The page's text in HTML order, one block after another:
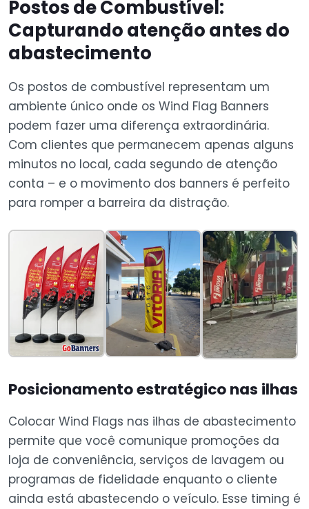
Postos de Combustível:
Capturando atenção antes do
abastecimento
Os postos de combustível representam um
ambiente único onde os Wind Flag Banners
podem fazer uma diferença extraordinária.
Com clientes que permanecem apenas alguns
minutos no local, cada segundo de atenção
conta – e o movimento dos banners é perfeito
para romper a barreira da distração.
Posicionamento estratégico nas ilhas
Colocar Wind Flags nas ilhas de abastecimento
permite que você comunique promoções da
loja de conveniência, serviços de lavagem ou
programas de fidelidade enquanto o cliente
ainda está abastecendo o veículo. Esse timing é